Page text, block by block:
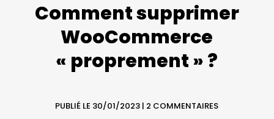
Comment supprimer
WooCommerce
« proprement » ?
PUBLIÉ LE 30/01/2023 | 2 COMMENTAIRES